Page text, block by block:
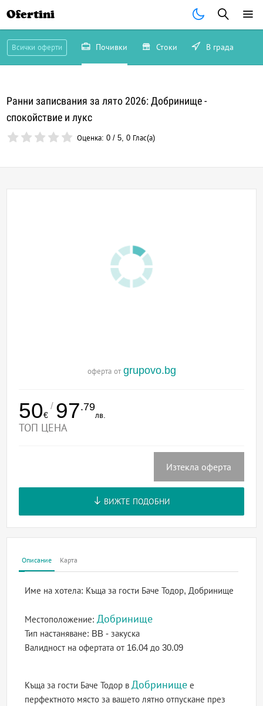
Ofertini
Всички оферти Почивки Стоки В града
Ранни записвания за лято 2026: Добринище -
спокойствие и лукс
Оценка:0 /5,0 Глас(а)
оферта от grupovo.bg
50€
/ 97.79
лв.
ТОП ЦЕНА
Изтекла оферта
ВИЖТЕ ПОДОБНИ
Описание Карта
Име на хотела: Къща за гости Баче Тодор, Добринище
Местоположение: Добринище
Тип настаняване: BB - закуска
Валидност на офертатаот 16.04 до 30.09
Къща за гости Баче Тодор в Добринище е
перфектното място за вашето лятно отпускане през